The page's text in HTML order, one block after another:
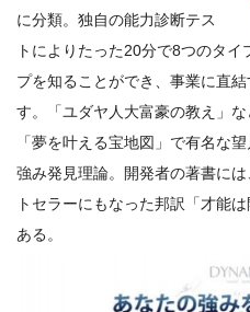
に分類。独自の能力診断テス
トによりたった20分で8つのタ
プを知ることができ、事業に直
す。「ユダヤ人大富豪の教え」な
「夢を叶える宝地図」で有名な
強み発見理論。開発者の著書に
トセラーにもなった邦訳「才能
ある。